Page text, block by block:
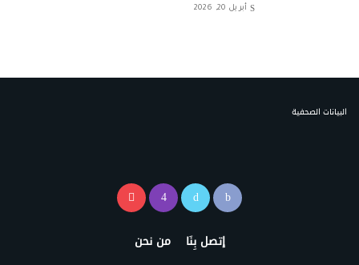
أبريل 20, 2026
البيانات الصحفية
إتصل بِنَا من نحن